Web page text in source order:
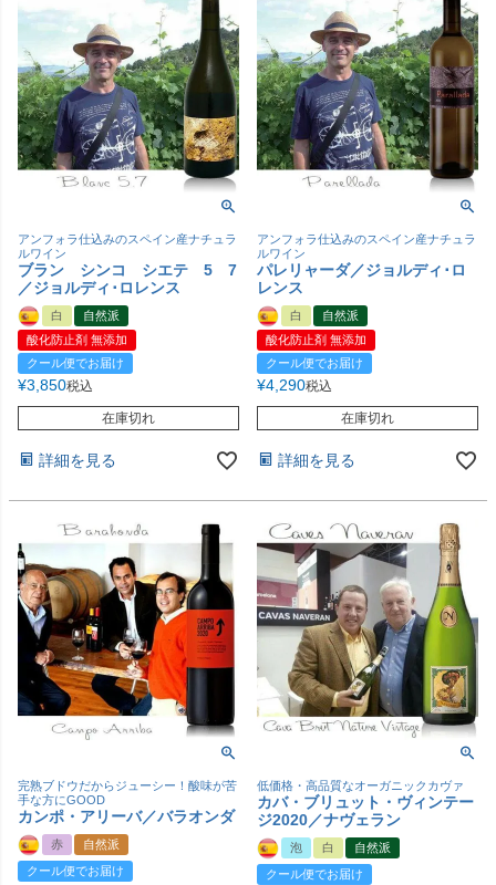
アンフォラ仕込みのスペイン産ナチュラ
ルワイン
ブラン シンコ シエテ 5 7
／ジョルディ･ロレンス
白
自然派
酸化防止剤 無添加
クール便でお届け
¥3,850税込
在庫切れ
詳細を見る
アンフォラ仕込みのスペイン産ナチュラ
ルワイン
パレリャーダ／ジョルディ･ロ
レンス
白
自然派
酸化防止剤 無添加
クール便でお届け
¥4,290税込
在庫切れ
詳細を見る
完熟ブドウだからジューシー！酸味が苦
手な方にGOOD
カンポ・アリーバ／バラオンダ
赤
自然派
クール便でお届け
低価格・高品質なオーガニックカヴァ
カバ・ブリュット・ヴィンテー
ジ2020／ナヴェラン
泡 白
自然派
クール便でお届け